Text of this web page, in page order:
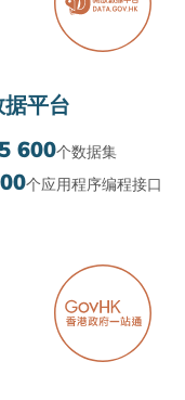
平台
5 600个数据集
个应用程序编程接口